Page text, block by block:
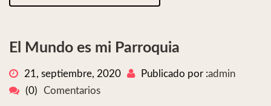
El Mundo es mi Parroquia
21, septiembre, 2020 Publicado por :admin
(0)
Comentarios